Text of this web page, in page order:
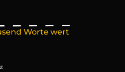
Worte wert
wert